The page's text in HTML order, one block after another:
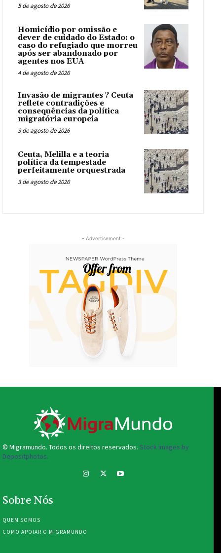
5 de agosto de 2026
Homicídio por omissão e
dever de cuidado do Estado: o
caso do refugiado que morreu
após ser abandonado por
agentes nos EUA
4 de agosto de 2026
Invasão de migrantes ? Ceuta
reflete contradições e
consequências da política
migratória europeia
3 de agosto de 2026
Ceuta, Melilla e a teoria
política da tempestade
perfeitamente orquestrada
3 de agosto de 2026
- Advertisement -
© Migramundo. Todos os direitos reservados. Stock images by
Depositphotos.
Sobre Nós
QUEM SOMOS
COMO APOIAR O MIGRAMUNDO